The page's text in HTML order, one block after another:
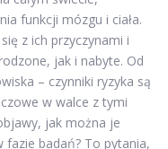
funkcji mózgu i ciała.
z ich przyczynami i
jak i nabyte. Od
– czynniki ryzyka są
w walce z tymi
jak można je
badań? To pytania,